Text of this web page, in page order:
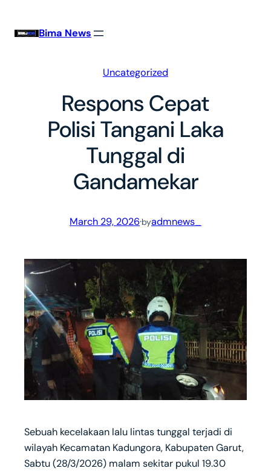
Bima News
Uncategorized
Respons Cepat
Polisi Tangani Laka
Tunggal di
Gandamekar
March 29, 2026·byadmnews_
Sebuah kecelakaan lalu lintas tunggal terjadi di
wilayah Kecamatan Kadungora, Kabupaten Garut,
Sabtu (28/3/2026) malam sekitar pukul 19.30